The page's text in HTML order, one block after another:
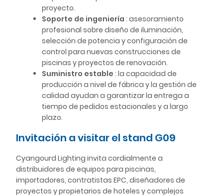
proyecto.
Soporte de ingeniería : asesoramiento
profesional sobre diseño de iluminación,
selección de potencia y configuración de
control para nuevas construcciones de
piscinas y proyectos de renovación.
Suministro estable : la capacidad de
producción a nivel de fábrica y la gestión de
calidad ayudan a garantizar la entrega a
tiempo de pedidos estacionales y a largo
plazo.
Invitación a visitar el stand G09
Cyangourd Lighting invita cordialmente a
distribuidores de equipos para piscinas,
importadores, contratistas EPC, diseñadores de
proyectos y propietarios de hoteles y complejos